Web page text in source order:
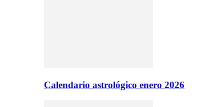
Calendario astrológico enero 2026